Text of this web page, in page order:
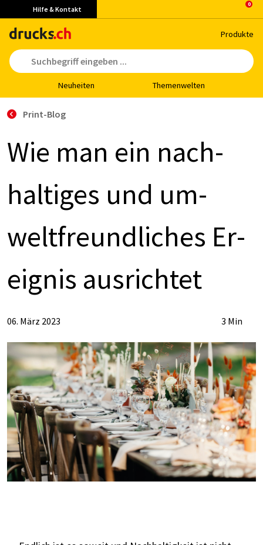
Hilfe & Kontakt
Pro­duk­te
Neu­hei­ten The­men­wel­ten
Print-Blog
Wie man ein nach­
hal­ti­ges und um­
welt­freund­li­ches Er­
eig­nis aus­rich­tet
06. März 2023 3 Min